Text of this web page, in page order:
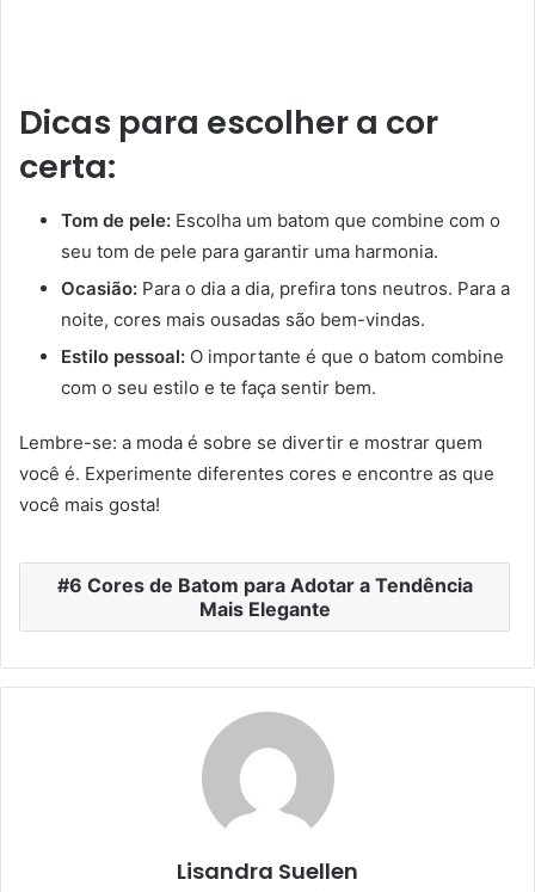
Dicas para escolher a cor
certa:
Tom de pele: Escolha um batom que combine com o
seu tom de pele para garantir uma harmonia.
Ocasião: Para o dia a dia, prefira tons neutros. Para a
noite, cores mais ousadas são bem-vindas.
Estilo pessoal: O importante é que o batom combine
com o seu estilo e te faça sentir bem.
Lembre-se: a moda é sobre se divertir e mostrar quem
você é. Experimente diferentes cores e encontre as que
você mais gosta!
6 Cores de Batom para Adotar a Tendência
Mais Elegante
Lisandra Suellen